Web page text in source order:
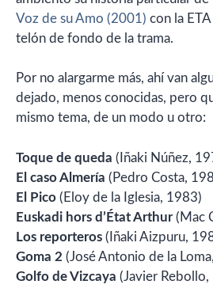
Voz de su Amo (2001) con la
telón de fondo de la trama.
Por no alargarme más, ahí van
dejado, menos conocidas, pero
mismo tema, de un modo u otro:
Toque de queda (Iñaki Núñez,
El caso Almería (Pedro Costa,
El Pico (Eloy de la Iglesia, 1983)
Euskadi hors d’État Arthur(Mac
Los reporteros (Iñaki Aizpuru,
Goma 2 (José Antonio de la
Golfo de Vizcaya (Javier Rebollo,